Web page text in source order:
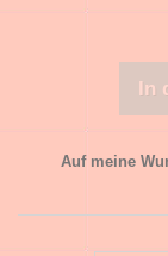
In
Auf meine